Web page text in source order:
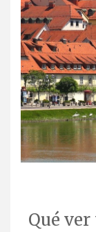
Qué